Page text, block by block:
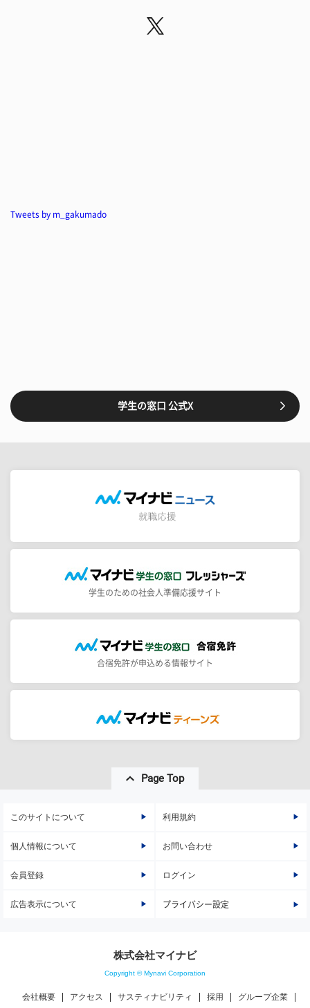
Tweets by m_gakumado
学生の窓口 公式X
学生のための社会人準備応援サイト
合宿免許が申込める情報サイト
Page Top
このサイトについて 利用規約
個人情報について お問い合わせ
会員登録 ログイン
広告表示について プライバシー設定
株式会社マイナビ
Copyright © Mynavi Corporation
会社概要 アクセス サスティナビリティ 採用 グループ企業